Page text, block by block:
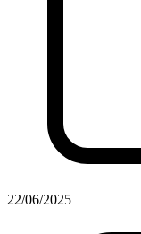
22/06/2025